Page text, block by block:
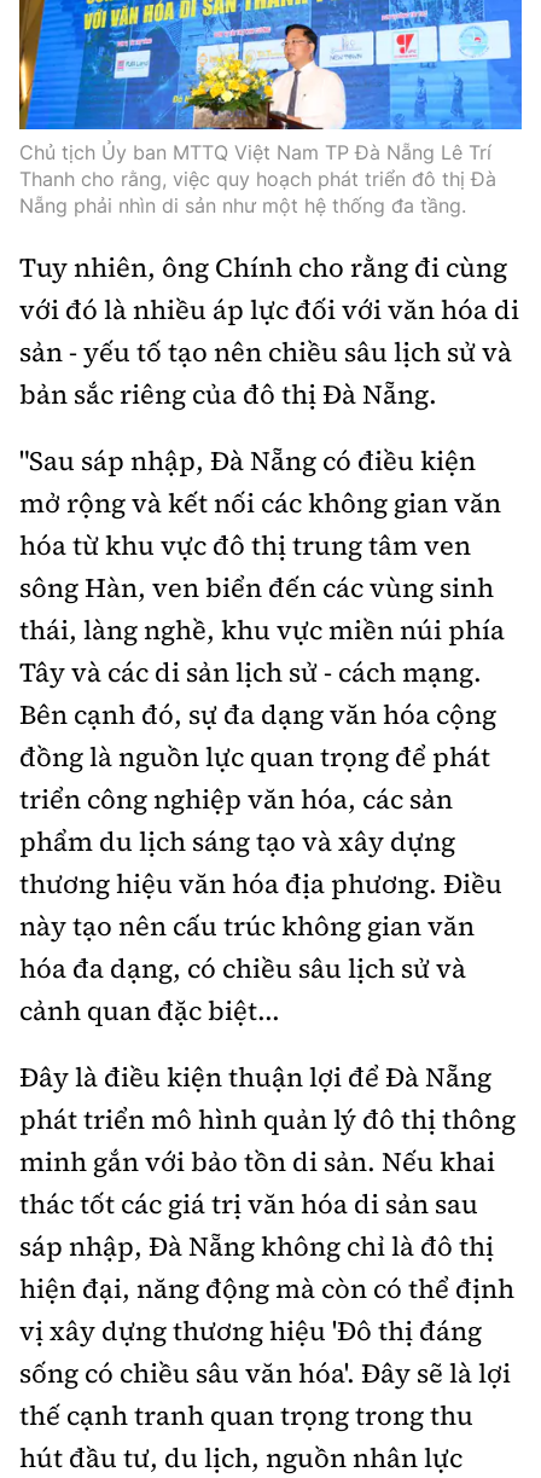
Hà Nội.
Tổng biên tập: Nguyễn Thị Hồng Nga
Phó Tổng biên tập:Nguyễn Sơn Tùng,
Nguyễn Đức Thắng, La Đức Hùng
Hotline:
0901 514 799
Quảng cáo và Phát hành:
Email:bandoc@baoxaydung.vn
Cấm sao chép dưới mọi hình thức nếu không có sự
chấp thuận bằng văn bản.
Thông tin tòa
soạn
Chủ tịch Ủy ban MTTQ Việt Nam TP Đà Nẵng Lê Trí
Thanh cho rằng, việc quy hoạch phát triển đô thị Đà
Nẵng phải nhìn di sản như một hệ thống đa tầng.
Tuy nhiên, ông Chính cho rằng đi cùng
với đó là nhiều áp lực đối với văn hóa di
sản - yếu tố tạo nên chiều sâu lịch sử và
bản sắc riêng của đô thị Đà Nẵng.
"Sau sáp nhập, Đà Nẵng có điều kiện
mở rộng và kết nối các không gian văn
hóa từ khu vực đô thị trung tâm ven
sông Hàn, ven biển đến các vùng sinh
thái, làng nghề, khu vực miền núi phía
Tây và các di sản lịch sử - cách mạng.
Bên cạnh đó, sự đa dạng văn hóa cộng
đồng là nguồn lực quan trọng để phát
triển công nghiệp văn hóa, các sản
phẩm du lịch sáng tạo và xây dựng
thương hiệu văn hóa địa phương. Điều
này tạo nên cấu trúc không gian văn
hóa đa dạng, có chiều sâu lịch sử và
cảnh quan đặc biệt...
Đây là điều kiện thuận lợi để Đà Nẵng
phát triển mô hình quản lý đô thị thông
minh gắn với bảo tồn di sản. Nếu khai
thác tốt các giá trị văn hóa di sản sau
sáp nhập, Đà Nẵng không chỉ là đô thị
hiện đại, năng động mà còn có thể định
vị xây dựng thương hiệu 'Đô thị đáng
sống có chiều sâu văn hóa'. Đây sẽ là lợi
thế cạnh tranh quan trọng trong thu
hút đầu tư, du lịch, nguồn nhân lực